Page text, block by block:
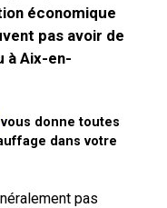
économique
pas avoir de
à Aix-en-
donne toutes
dans votre
pas